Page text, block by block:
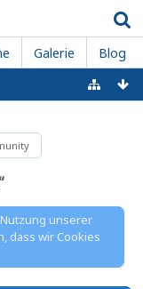
Galerie Blog
unserer
dass wir Cookies